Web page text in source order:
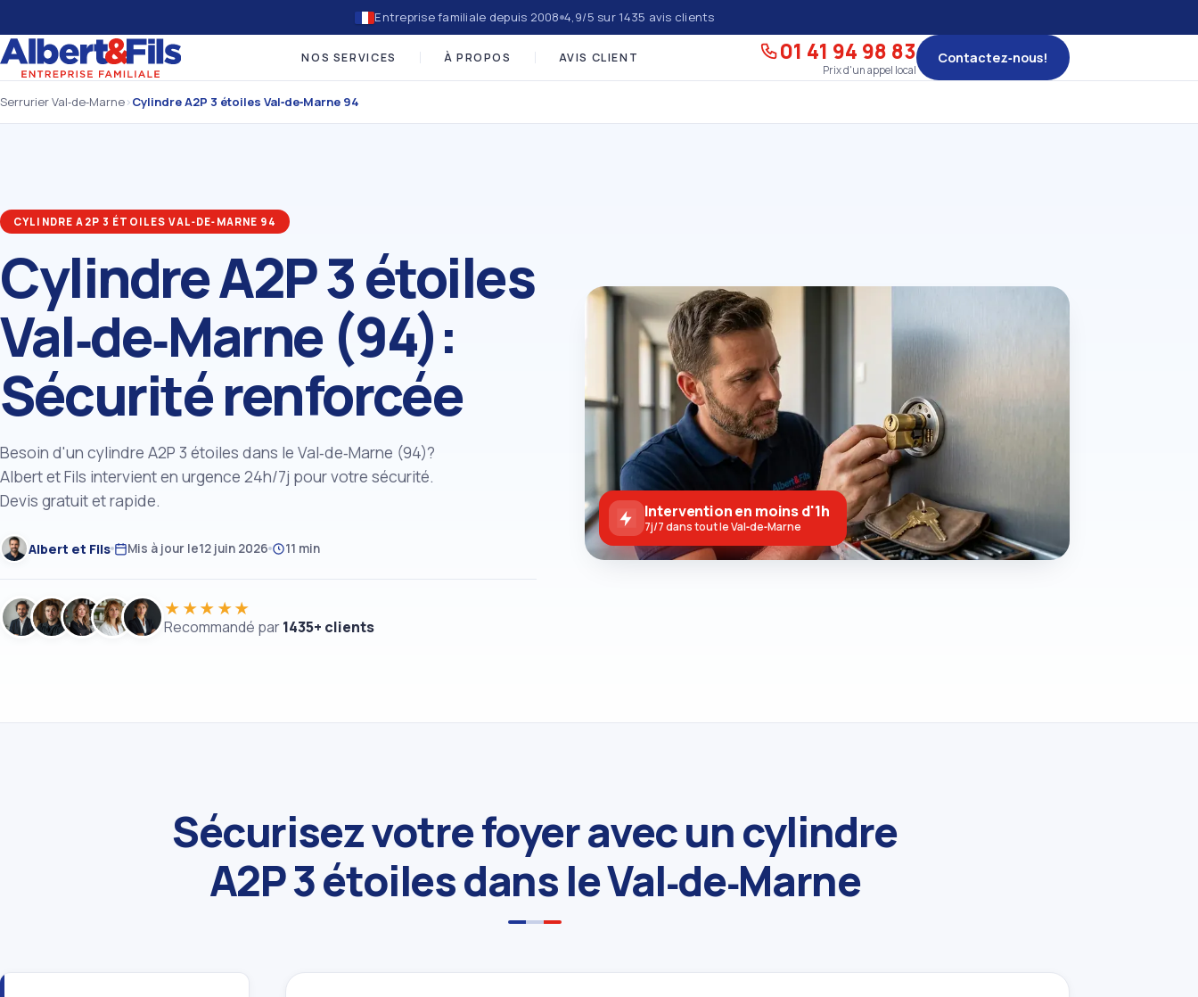
Entreprise familiale depuis 2008 4,9/5 sur 1435 avis clients
NOS SERVICES À PROPOS AVIS CLIENT 01 41 94 98 83
Prix d'un appel local
Contactez‑nous!
Serrurier Val‑de‑Marne›Cylindre A2P 3 étoiles Val‑de‑Marne 94
CYLINDRE A2P 3 ÉTOILES VAL‑DE‑MARNE 94
Cylindre A2P 3 étoiles
Val‑de‑Marne (94):
Sécurité renforcée
Besoin d'un cylindre A2P 3 étoiles dans le Val‑de‑Marne (94)?
Albert et Fils intervient en urgence 24h/7j pour votre sécurité.
Devis gratuit et rapide.
Albert et Fils Mis à jour le12 juin 2026 11 min
★★★★★
Recommandé par1435+ clients
Intervention en moins d'1h
7j/7 dans tout le Val‑de‑Marne
Sécurisez votre foyer avec un cylindre
A2P 3 étoiles dans le Val‑de‑Marne